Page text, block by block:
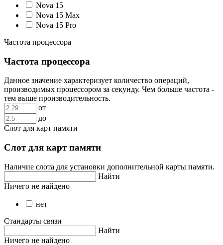
Nova 15
Nova 15 Max
Nova 15 Pro
Частота процессора
Частота процессора
Данное значение характеризует количество операций,
производимых процессором за секунду. Чем больше частота -
тем выше производительность.
от
до
Слот для карт памяти
Слот для карт памяти
Наличие слота для установки дополнительной карты памяти.
Найти
Ничего не найдено
нет
Стандарты связи
Найти
Ничего не найдено